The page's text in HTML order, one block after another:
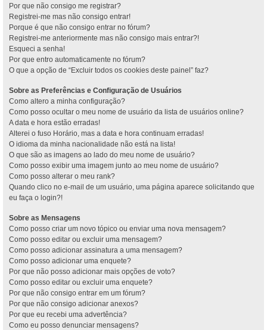
Por que não consigo me registrar?
Registrei-me mas não consigo entrar!
Porque é que não consigo entrar no fórum?
Registrei-me anteriormente mas não consigo mais entrar?!
Esqueci a senha!
Por que entro automaticamente no fórum?
O que a opção de “Excluir todos os cookies deste painel” faz?
Sobre as Preferências e Configuração de Usuários
Como altero a minha configuração?
Como posso ocultar o meu nome de usuário da lista de usuários online?
A data e hora estão erradas!
Alterei o fuso Horário, mas a data e hora continuam erradas!
O idioma da minha nacionalidade não está na lista!
O que são as imagens ao lado do meu nome de usuário?
Como posso exibir uma imagem junto ao meu nome de usuário?
Como posso alterar o meu rank?
Quando clico no e-mail de um usuário, uma página aparece solicitando que
eu faça o login?!
Sobre as Mensagens
Como posso criar um novo tópico ou enviar uma nova mensagem?
Como posso editar ou excluir uma mensagem?
Como posso adicionar assinatura a uma mensagem?
Como posso adicionar uma enquete?
Por que não posso adicionar mais opções de voto?
Como posso editar ou excluir uma enquete?
Por que não consigo entrar em um fórum?
Por que não consigo adicionar anexos?
Por que eu recebi uma advertência?
Como eu posso denunciar mensagens?